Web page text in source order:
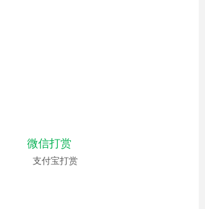
微信打赏